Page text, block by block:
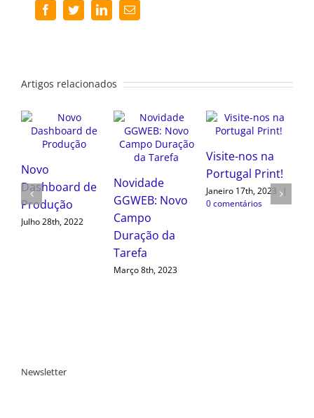
FacebookTwitterLinkedInEmail
(necessário
Artigos relacionados
Novidade
GGWEB:
Dashboard de
Setembro 20th, 2022
Novo
Dashboard de
Produção
Julho 28th, 2022
GGWEB: Novo
Campo
Duração da